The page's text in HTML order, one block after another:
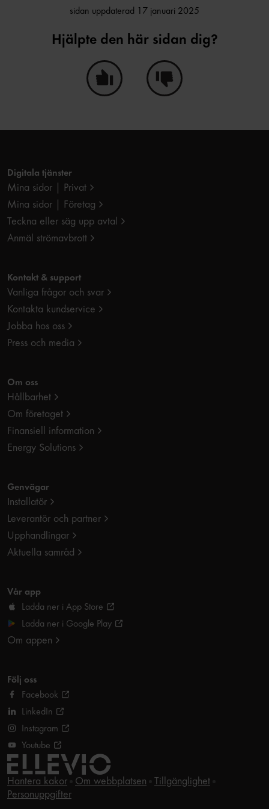
sidan uppdaterad 17 januari 2025
Hjälpte den här sidan dig?
Digitala tjänster
Mina sidor | Privat
Mina sidor | Företag
Teckna eller säg upp avtal
Anmäl strömavbrott
Kontakt & support
Vanliga frågor och svar
Kontakta kundservice
Jobba hos oss
Press och media
Om oss
Hållbarhet
Om företaget
Finansiell information
Energy Solutions
Genvägar
Installatör
Leverantör och partner
Upphandlingar
Aktuella samråd
Vår app
Ladda ner i App Store
Ladda ner i Google Play
Om appen
Följ oss
Facebook
LinkedIn
Instagram
Youtube
Hantera kakor Om webbplatsen
Tillgänglighet
Personuppgifter